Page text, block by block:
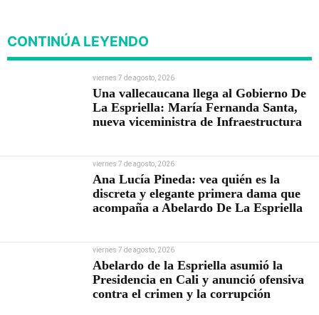
CONTINÚA LEYENDO
viernes 7 de agosto, 2026
Una vallecaucana llega al Gobierno De
La Espriella: María Fernanda Santa,
nueva viceministra de Infraestructura
viernes 7 de agosto, 2026
Ana Lucía Pineda: vea quién es la
discreta y elegante primera dama que
acompaña a Abelardo De La Espriella
viernes 7 de agosto, 2026
Abelardo de la Espriella asumió la
Presidencia en Cali y anunció ofensiva
contra el crimen y la corrupción